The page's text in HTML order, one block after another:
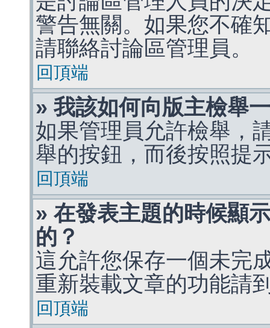
警告無關。如果您不確
請聯絡討論區管理員。
回頂端
» 我該如何向版主檢舉
如果管理員允許檢舉，
舉的按鈕，而後按照提
回頂端
» 在發表主題的時候顯
的？
這允許您保存一個未完
重新裝載文章的功能請
回頂端